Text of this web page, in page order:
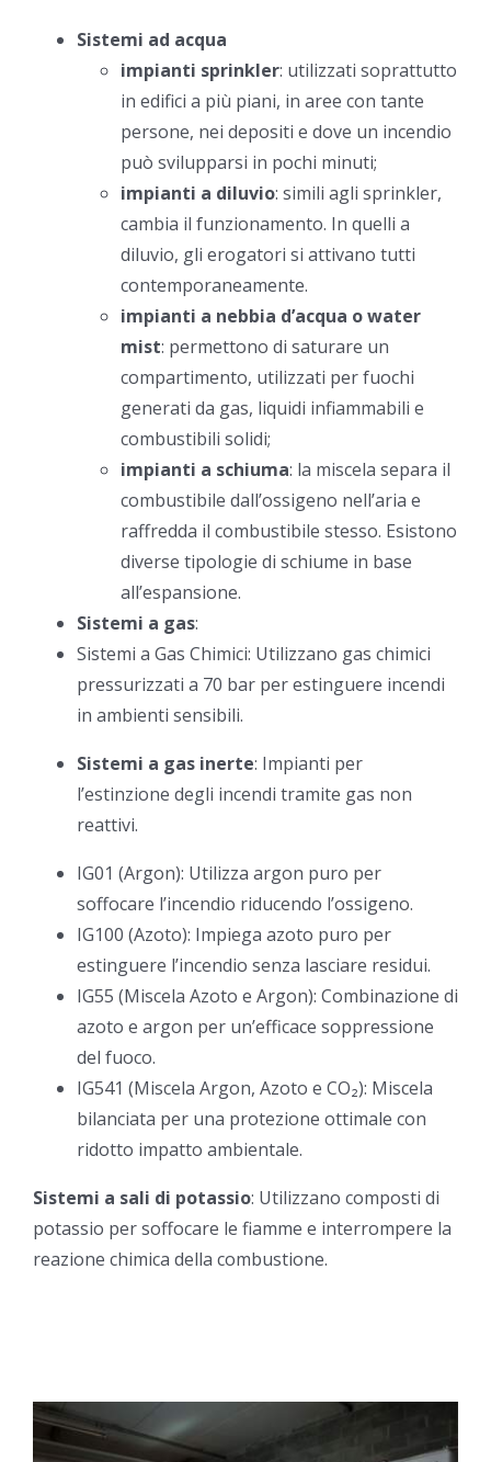
Sistemi ad acqua
impianti sprinkler: utilizzati soprattutto
in edifici a più piani, in aree con tante
persone, nei depositi e dove un incendio
può svilupparsi in pochi minuti;
impianti a diluvio: simili agli sprinkler,
cambia il funzionamento. In quelli a
diluvio, gli erogatori si attivano tutti
contemporaneamente.
impianti a nebbia d’acqua o water
mist: permettono di saturare un
compartimento, utilizzati per fuochi
generati da gas, liquidi infiammabili e
combustibili solidi;
impianti a schiuma: la miscela separa il
combustibile dall’ossigeno nell’aria e
raffredda il combustibile stesso. Esistono
diverse tipologie di schiume in base
all’espansione.
Sistemi a gas:
Sistemi a Gas Chimici: Utilizzano gas chimici
pressurizzati a 70 bar per estinguere incendi
in ambienti sensibili.
Sistemi a gas inerte: Impianti per
l’estinzione degli incendi tramite gas non
reattivi.
IG01 (Argon): Utilizza argon puro per
soffocare l’incendio riducendo l’ossigeno.
IG100 (Azoto): Impiega azoto puro per
estinguere l’incendio senza lasciare residui.
IG55 (Miscela Azoto e Argon): Combinazione di
azoto e argon per un’efficace soppressione
del fuoco.
IG541 (Miscela Argon, Azoto e CO₂): Miscela
bilanciata per una protezione ottimale con
ridotto impatto ambientale.
Sistemi a sali di potassio: Utilizzano composti di
potassio per soffocare le fiamme e interrompere la
reazione chimica della combustione.